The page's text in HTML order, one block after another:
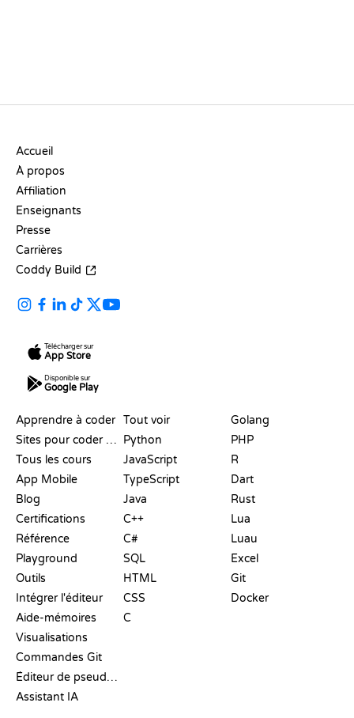
Accueil
À propos
Affiliation
Enseignants
Presse
Carrières
Coddy Build
Télécharger sur
App Store
Disponible sur
Google Play
Apprendre à coder
Sites pour coder gratuitement
Tous les cours
App Mobile
Blog
Certifications
Référence
Playground
Outils
Intégrer l'éditeur
Aide-mémoires
Visualisations
Commandes Git
Éditeur de pseudo-code
Assistant IA
Tout voir
Python
JavaScript
TypeScript
Java
C++
C#
SQL
HTML
CSS
C
Golang
PHP
R
Dart
Rust
Lua
Luau
Excel
Git
Docker